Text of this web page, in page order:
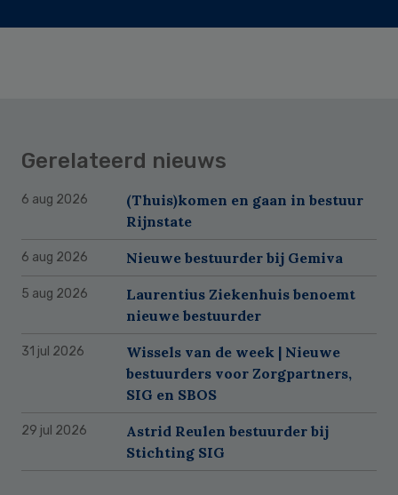
Gerelateerd nieuws
6 aug 2026
(Thuis)komen en gaan in bestuur
Rijnstate
6 aug 2026 Nieuwe bestuurder bij Gemiva
5 aug 2026
Laurentius Ziekenhuis benoemt
nieuwe bestuurder
31 jul 2026
Wissels van de week | Nieuwe
bestuurders voor Zorgpartners,
SIG en SBOS
29 jul 2026
Astrid Reulen bestuurder bij
Stichting SIG